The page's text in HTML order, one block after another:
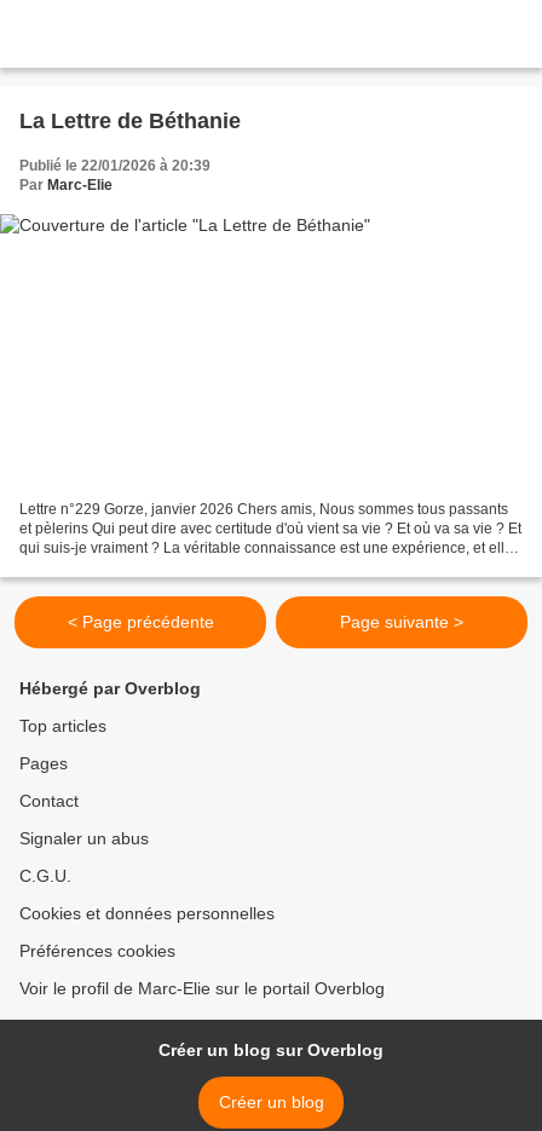
La Lettre de Béthanie
Publié le 22/01/2026 à 20:39
Par Marc-Elie
Lettre n°229 Gorze, janvier 2026 Chers amis, Nous sommes tous passants
et pèlerins Qui peut dire avec certitude d'où vient sa vie ? Et où va sa vie ? Et
qui suis-je vraiment ? La véritable connaissance est une expérience, et elle
< Page précédente Page suivante >
Hébergé par Overblog
Top articles
Pages
Contact
Signaler un abus
C.G.U.
Cookies et données personnelles
Préférences cookies
Voir le profil de Marc-Elie sur le portail Overblog
Créer un blog sur Overblog
Créer un blog